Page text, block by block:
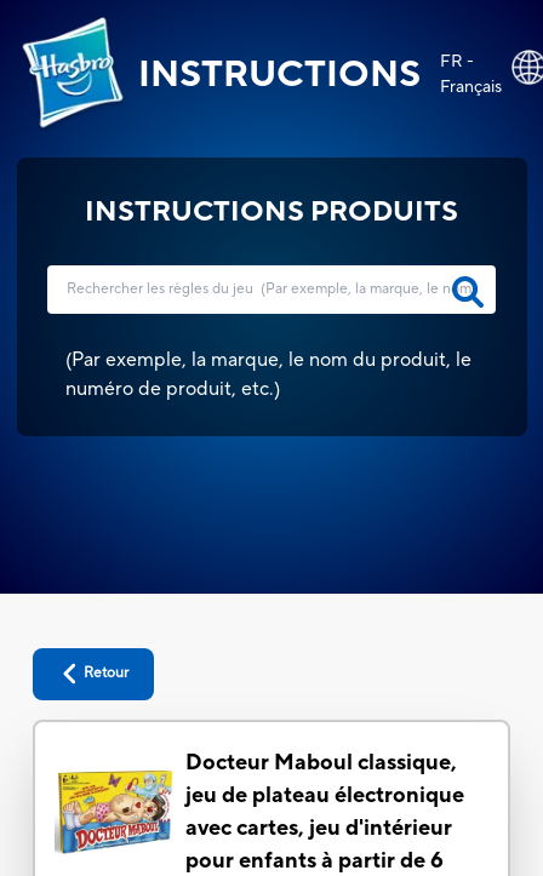
INSTRUCTIONS
FR -
Français
INSTRUCTIONS PRODUITS
(Par exemple, la marque, le nom du produit, le
numéro de produit, etc.)
Retour
Docteur Maboul classique,
jeu de plateau électronique
avec cartes, jeu d'intérieur
pour enfants à partir de 6